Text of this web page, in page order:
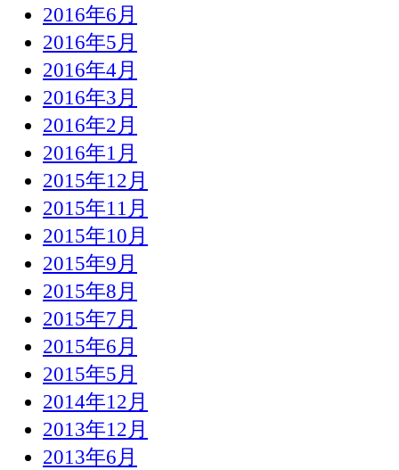
2016年6月
2016年5月
2016年4月
2016年3月
2016年2月
2016年1月
2015年12月
2015年11月
2015年10月
2015年9月
2015年8月
2015年7月
2015年6月
2015年5月
2014年12月
2013年12月
2013年6月